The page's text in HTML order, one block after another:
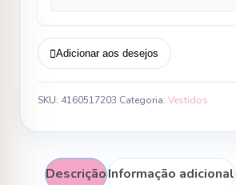
Adicionar aos desejos
SKU: 4160517203 Categoria: Vestidos
DescriçãoInformação adicional